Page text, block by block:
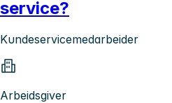
service?
Kundeservicemedarbeider
Arbeidsgiver